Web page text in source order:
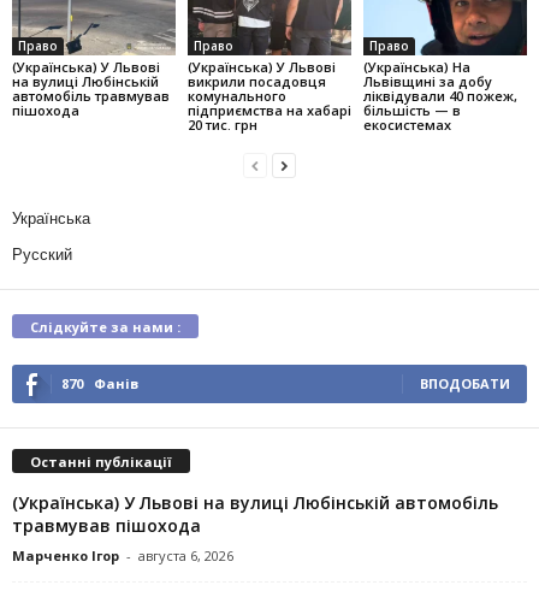
Право
(Українська) У Львові
на вулиці Любінській
автомобіль травмував
пішохода
Право
(Українська) У Львові
викрили посадовця
комунального
підприємства на хабарі
20 тис. грн
Право
(Українська) На
Львівщині за добу
ліквідували 40 пожеж,
більшість — в
екосистемах
Українська
Русский
Слідкуйте за нами :
870 Фанів ВПОДОБАТИ
Останні публікації
(Українська) У Львові на вулиці Любінській автомобіль
травмував пішохода
Марченко Ігор - августа 6, 2026